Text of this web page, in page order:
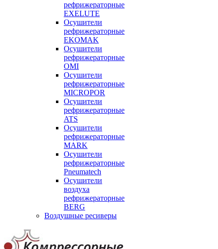
рефрижераторные
EXELUTE
Осушители
рефрижераторные
EKOMAK
Осушители
рефрижераторные
OMI
Осушители
рефрижераторные
MICROPOR
Осушители
рефрижераторные
ATS
Осушители
рефрижераторные
MARK
Осушители
рефрижераторные
Pneumatech
Осушители
воздуха
рефрижераторные
BERG
Воздушные ресиверы